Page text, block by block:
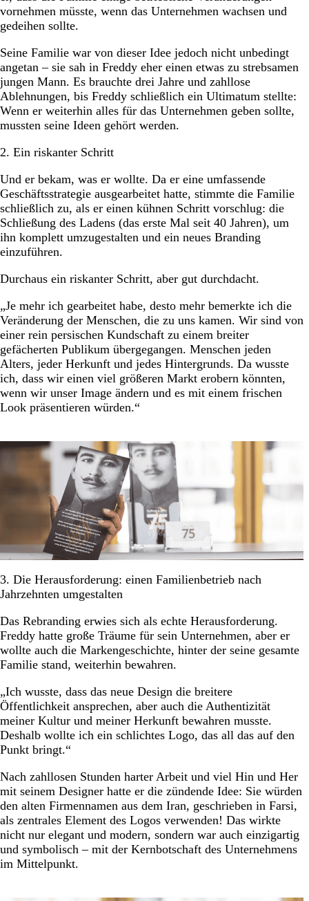
vornehmen müsste, wenn das Unternehmen wachsen und
gedeihen sollte.
Seine Familie war von dieser Idee jedoch nicht unbedingt
angetan – sie sah in Freddy eher einen etwas zu strebsamen
jungen Mann. Es brauchte drei Jahre und zahllose
Ablehnungen, bis Freddy schließlich ein Ultimatum stellte:
Wenn er weiterhin alles für das Unternehmen geben sollte,
mussten seine Ideen gehört werden.
2. Ein riskanter Schritt
Und er bekam, was er wollte. Da er eine umfassende
Geschäftsstrategie ausgearbeitet hatte, stimmte die Familie
schließlich zu, als er einen kühnen Schritt vorschlug: die
Schließung des Ladens (das erste Mal seit 40 Jahren), um
ihn komplett umzugestalten und ein neues Branding
einzuführen.
Durchaus ein riskanter Schritt, aber gut durchdacht.
„Je mehr ich gearbeitet habe, desto mehr bemerkte ich die
Veränderung der Menschen, die zu uns kamen. Wir sind von
einer rein persischen Kundschaft zu einem breiter
gefächerten Publikum übergegangen. Menschen jeden
Alters, jeder Herkunft und jedes Hintergrunds. Da wusste
ich, dass wir einen viel größeren Markt erobern könnten,
wenn wir unser Image ändern und es mit einem frischen
Look präsentieren würden.“
3. Die Herausforderung: einen Familienbetrieb nach
Jahrzehnten umgestalten
Das Rebranding erwies sich als echte Herausforderung.
Freddy hatte große Träume für sein Unternehmen, aber er
wollte auch die Markengeschichte, hinter der seine gesamte
Familie stand, weiterhin bewahren.
„Ich wusste, dass das neue Design die breitere
Öffentlichkeit ansprechen, aber auch die Authentizität
meiner Kultur und meiner Herkunft bewahren musste.
Deshalb wollte ich ein schlichtes Logo, das all das auf den
Punkt bringt.“
Nach zahllosen Stunden harter Arbeit und viel Hin und Her
mit seinem Designer hatte er die zündende Idee: Sie würden
den alten Firmennamen aus dem Iran, geschrieben in Farsi,
als zentrales Element des Logos verwenden! Das wirkte
nicht nur elegant und modern, sondern war auch einzigartig
und symbolisch – mit der Kernbotschaft des Unternehmens
im Mittelpunkt.